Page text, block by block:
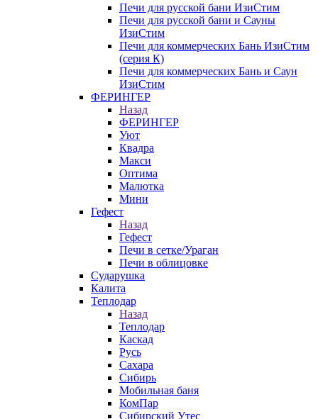
Печи для русской бани ИзиСтим
Печи для русской бани и Сауны
ИзиСтим
Печи для коммерческих Бань ИзиСтим
(серия К)
Печи для коммерческих Бань и Саун
ИзиСтим
ФЕРИНГЕР
Назад
ФЕРИНГЕР
Уют
Квадра
Макси
Оптима
Малютка
Мини
Гефест
Назад
Гефест
Печи в сетке/Ураган
Печи в облицовке
Сударушка
Калита
Теплодар
Назад
Теплодар
Каскад
Русь
Сахара
Сибирь
Мобильная баня
КомПар
Сибирский Утес